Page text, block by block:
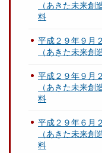
（あきた未来
料
平成２９年９月
（あきた未来
平成２９年９月
（あきた未来
料
平成２９年６月
（あきた未来
料